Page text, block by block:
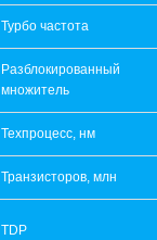
Турбо частота
Разблокированный
множитель
Техпроцесс, нм
Транзисторов, млн
TDP